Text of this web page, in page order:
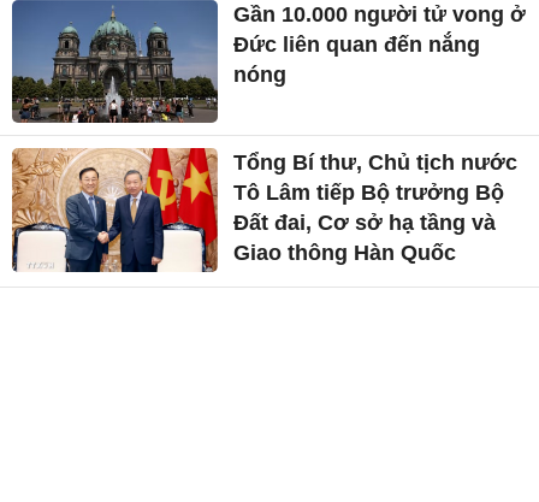
Gần 10.000 người tử vong ở
Đức liên quan đến nắng
nóng
Tổng Bí thư, Chủ tịch nước
Tô Lâm tiếp Bộ trưởng Bộ
Đất đai, Cơ sở hạ tầng và
Giao thông Hàn Quốc